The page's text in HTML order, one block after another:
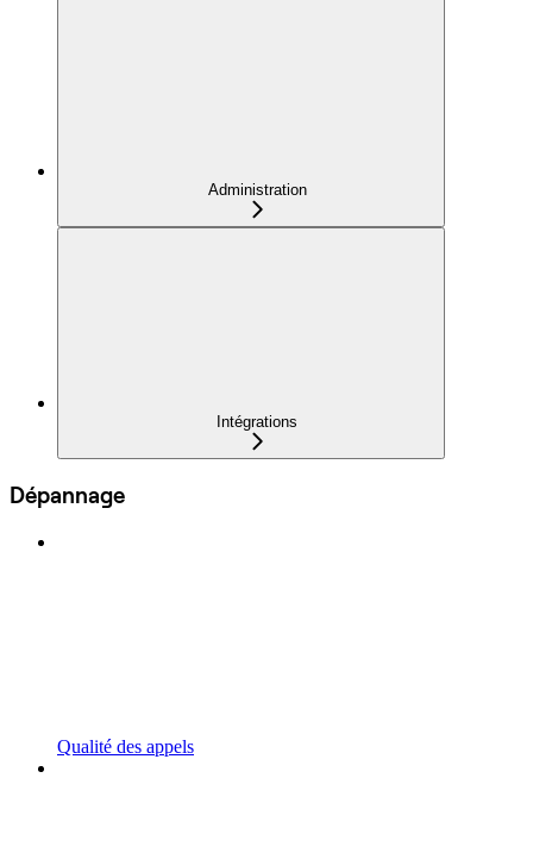
Administration
Intégrations
Dépannage
Qualité des appels